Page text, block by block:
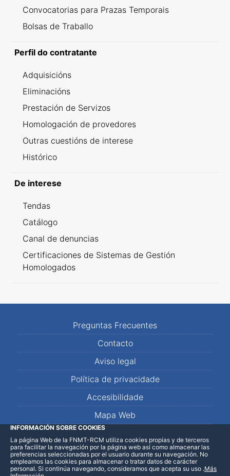
Convocatorias para Prazas Temporais
Bolsas de Traballo
Perfil do contratante
Adquisicións
Eliminacións
Prestación de Servizos
Homologación de provedores
Outras cuestións de interese
Histórico
De interese
Tendas
Catálogo
Canal de denuncias
Certificaciones de Sistemas de Gestión
Homologados
Preguntas Frecuentes
Contacto
Aviso legal
Política de privacidade
Accesibilidade
Mapa Web
LinkedInFacebookWhatsApp
INFORMACIÓN SOBRE COOKIES
La página Web de la FNMT-RCM utiliza cookies propias y de terceros
para facilitar la navegación por la página web así como almacenar las
preferencias seleccionadas por el usuario durante su navegación. No
empleamos las cookies para almacenar o tratar datos de carácter
personal. Si continúa navegando, consideramos que acepta su uso .Más